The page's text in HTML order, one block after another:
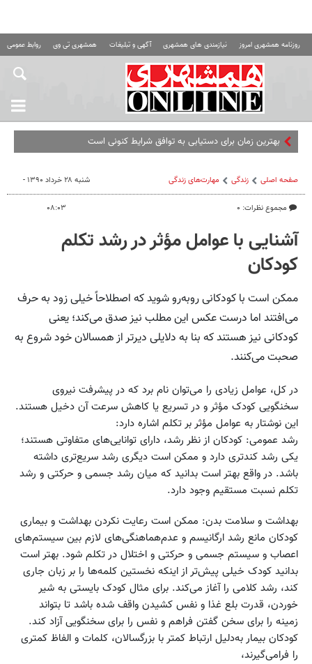
روزنامه همشهری امروز نیازمندی های همشهری آگهی و تبلیغات همشهری تی وی روابط عمومی
بهترین زمان برای دستیابی به توافق شرایط کنونی است
صفحه اصلی زندگی مهارت‌های زندگی
مجموع نظرات: ۰
شنبه ۲۸ خرداد ۱۳۹۰ -
۰۸:۰۳
آشنایی با عوامل مؤثر در رشد تکلم
کودکان
ممکن است با کودکانی روبه‌رو شوید که اصطلاحاً خیلی زود به حرف
می‌افتند اما درست عکس این مطلب نیز صدق می‌کند؛ یعنی
کودکانی نیز هستند که بنا به دلایلی دیرتر از همسالان خود شروع به
صحبت می‌کنند.
در کل، عوامل زیادی را می‌توان نام برد که در پیشرفت نیروی
سخنگویی کودک مؤثر و در تسریع یا کاهش سرعت آن دخیل هستند.
این نوشتار به عوامل مؤثر بر تکلم اشاره دارد:
رشد عمومی: کودکان از نظر رشد، دارای توانایی‌های متفاوتی هستند؛
یکی رشد کندتری دارد و ممکن است دیگری رشد سریع‌تری داشته
باشد. در واقع بهتر است بدانید که میان رشد جسمی و حرکتی و رشد
تکلم نسبت مستقیم وجود دارد.
بهداشت و سلامت بدن: ممکن است رعایت نکردن بهداشت و بیماری
کودکان مانع رشد ارگانیسم و عدم‌هماهنگی‌های لازم بین سیستم‌های
اعصاب و سیستم جسمی و حرکتی و اختلال در تکلم شود. بهتر است
بدانید کودک خیلی پیش‌تر از اینکه نخستین کلمه‌ها را بر زبان جاری
کند، رشد کلامی را آغاز می‌کند. برای مثال کودک بایستی به شیر
خوردن، قدرت بلع غذا و نفس کشیدن واقف شده باشد تا بتواند
زمینه را برای سخن گفتن فراهم و نفس را برای سخنگویی آزاد کند.
کودکان بیمار به‌دلیل ارتباط کمتر با بزرگسالان، کلمات و الفاظ کمتری
را فرا‌می‌گیرند،